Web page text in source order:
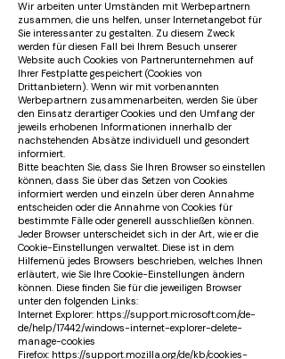
Wir arbeiten unter Umständen mit Werbepartnern
zusammen, die uns helfen, unser Internetangebot für
Sie interessanter zu gestalten. Zu diesem Zweck
werden für diesen Fall bei Ihrem Besuch unserer
Website auch Cookies von Partnerunternehmen auf
Ihrer Festplatte gespeichert (Cookies von
Drittanbietern). Wenn wir mit vorbenannten
Werbepartnern zusammenarbeiten, werden Sie über
den Einsatz derartiger Cookies und den Umfang der
jeweils erhobenen Informationen innerhalb der
nachstehenden Absätze individuell und gesondert
informiert.
Bitte beachten Sie, dass Sie Ihren Browser so einstellen
können, dass Sie über das Setzen von Cookies
informiert werden und einzeln über deren Annahme
entscheiden oder die Annahme von Cookies für
bestimmte Fälle oder generell ausschließen können.
Jeder Browser unterscheidet sich in der Art, wie er die
Cookie-Einstellungen verwaltet. Diese ist in dem
Hilfemenü jedes Browsers beschrieben, welches Ihnen
erläutert, wie Sie Ihre Cookie-Einstellungen ändern
können. Diese finden Sie für die jeweiligen Browser
unter den folgenden Links:
Internet Explorer: https://support.microsoft.com/de-
de/help/17442/windows-internet-explorer-delete-
manage-cookies
Firefox: https://support.mozilla.org/de/kb/cookies-